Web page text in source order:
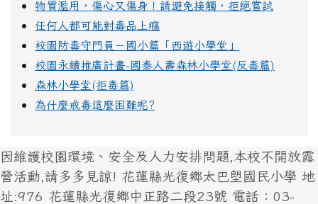
物質濫用，傷心又傷身！請避免接觸，拒絕嘗試
任何人都可能對毒品上癮
校園防毒守門員－國小篇「西遊小學堂」
校園永續推廣計畫-國泰人壽森林小學堂(反毒篇)
森林小學堂(拒毒篇)
為什麼戒毒這麼困難呢?
因維護校園環境、安全及人力安排問題,本校不開放露
營活動,請多多見諒! 花蓮縣光復鄉太巴塱國民小學 地
址:976 花蓮縣光復鄉中正路二段23號 電話：03-